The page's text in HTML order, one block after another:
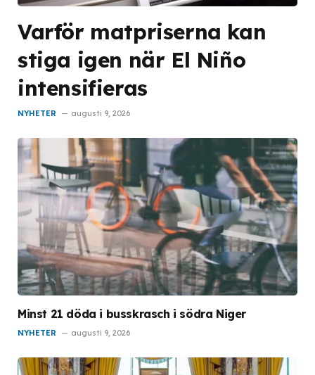
Varför matpriserna kan
stiga igen när El Niño
intensifieras
NYHETER augusti 9, 2026
Minst 21 döda i busskrasch i södra Niger
NYHETER augusti 9, 2026